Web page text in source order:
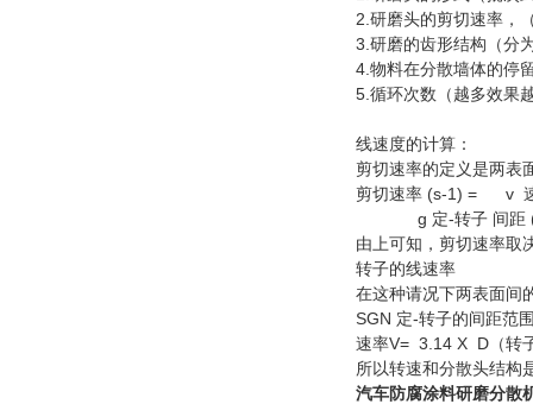
2.研磨头的剪切速率，
3.研磨的齿形结构（分
4.物料在分散墙体的停
5.循环次数（越多效果
线速度的计算：
剪切速率的定义是两表
剪切速率 (s-1) = v
g 定-转子 间距
由上可知，剪切速率取
转子的线速率
在这种请况下两表面间
SGN 定-转子的间距范
速率V= 3.14 X D（转
所以转速和分散头结构
汽车防腐涂料研磨分散